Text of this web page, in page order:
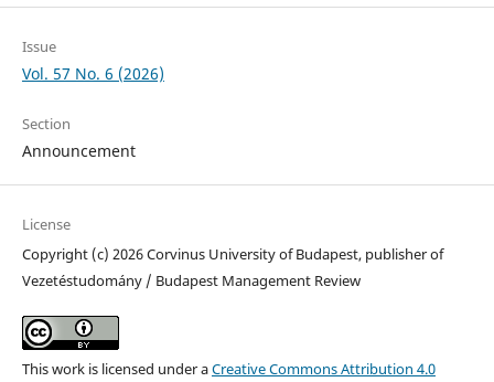
Issue
Vol. 57 No. 6 (2026)
Section
Announcement
License
Copyright (c) 2026 Corvinus University of Budapest, publisher of
Vezetéstudomány / Budapest Management Review
This work is licensed under aCreative Commons Attribution 4.0